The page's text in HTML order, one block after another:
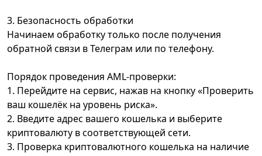
3. Безопасность обработки
Начинаем обработку только после получения
обратной связи в Телеграм или по телефону.
Порядок проведения AML-проверки:
1. Перейдите на сервис, нажав на кнопку «Проверить
ваш кошелёк на уровень риска».
2. Введите адрес вашего кошелька и выберите
криптовалюту в соответствующей сети.
3. Проверка криптовалютного кошелька на наличие